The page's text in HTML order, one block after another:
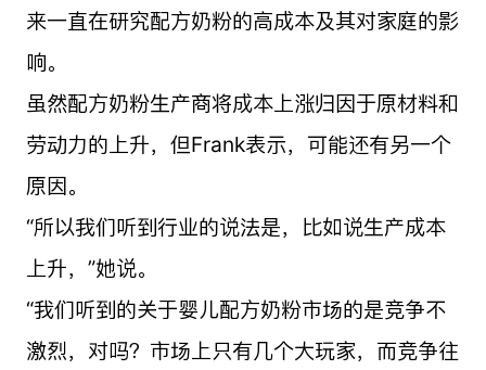
来一直在研究配方奶粉的高成本及其对家庭的影
响。
虽然配方奶粉生产商将成本上涨归因于原材料和
劳动力的上升，但Frank表示，可能还有另一个
原因。
“所以我们听到行业的说法是，比如说生产成本
上升，”她说。
“我们听到的关于婴儿配方奶粉市场的是竞争不
激烈，对吗？市场上只有几个大玩家，而竞争往